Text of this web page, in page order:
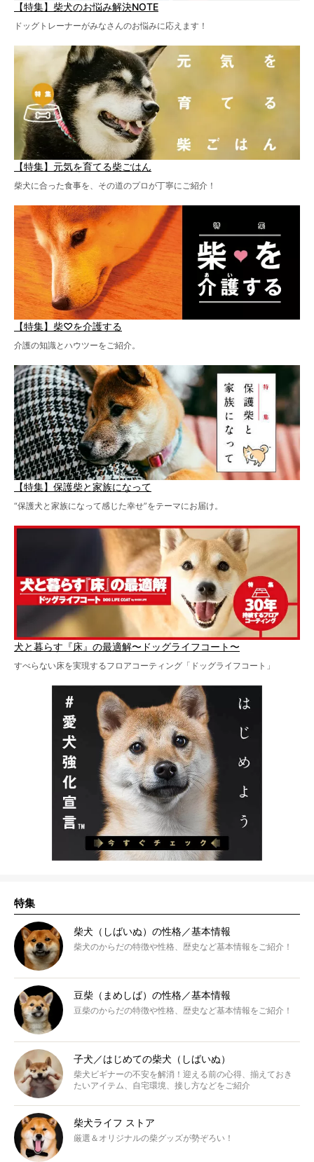
【特集】柴犬のお悩み解決NOTE
ドッグトレーナーがみなさんのお悩みに応えます！
【特集】元気を育てる柴ごはん
柴犬に合った食事を、その道のプロが丁寧にご紹介！
【特集】柴♡を介護する
介護の知識とハウツーをご紹介。
【特集】保護柴と家族になって
“保護犬と家族になって感じた幸せ”をテーマにお届け。
犬と暮らす『床』の最適解〜ドッグライフコート〜
すべらない床を実現するフロアコーティング「ドッグライフコート」
特集
柴犬（しばいぬ）の性格／基本情報
柴犬のからだの特徴や性格、歴史など基本情報をご紹介！
豆柴（まめしば）の性格／基本情報
豆柴のからだの特徴や性格、歴史など基本情報をご紹介！
子犬／はじめての柴犬（しばいぬ）
柴犬ビギナーの不安を解消！迎える前の心得、揃えておき
たいアイテム、自宅環境、接し方などをご紹介
柴犬ライフ ストア
厳選＆オリジナルの柴グッズが勢ぞろい！